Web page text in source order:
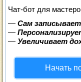
Чат-бот для
— Сам
—
— Увеличивает
Начать